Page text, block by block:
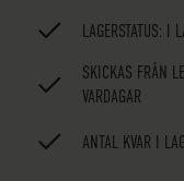
LAGERSTATUS: I
SKICKAS FRÅN
VARDAGAR
ANTAL KVAR I